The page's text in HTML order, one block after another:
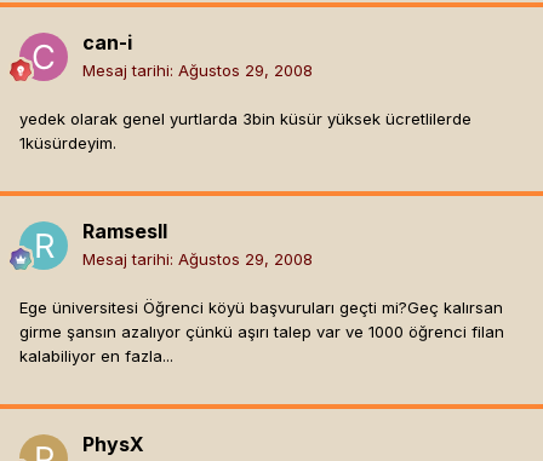
can-i
Mesaj tarihi: Ağustos 29, 2008
yedek olarak genel yurtlarda 3bin küsür yüksek ücretlilerde
1küsürdeyim.
RamsesII
Mesaj tarihi: Ağustos 29, 2008
Ege üniversitesi Öğrenci köyü başvuruları geçti mi?Geç kalırsan
girme şansın azalıyor çünkü aşırı talep var ve 1000 öğrenci filan
kalabiliyor en fazla...
PhysX